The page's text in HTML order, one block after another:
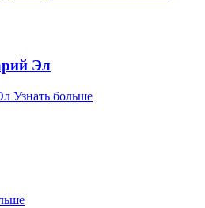
Эл
Узнать больше